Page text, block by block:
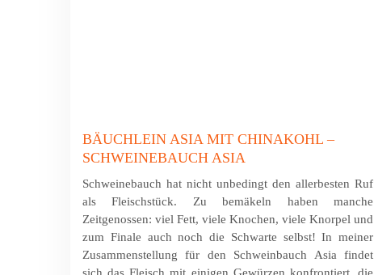
BÄUCHLEIN ASIA MIT CHINAKOHL –
SCHWEINEBAUCH ASIA
Schweinebauch hat nicht unbedingt den allerbesten Ruf
als Fleischstück. Zu bemäkeln haben manche
Zeitgenossen: viel Fett, viele Knochen, viele Knorpel und
zum Finale auch noch die Schwarte selbst! In meiner
Zusammenstellung für den Schweinbauch Asia findet